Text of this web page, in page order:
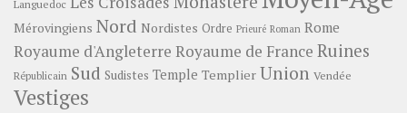
Languedoc
Mérovingiens Nord Nordistes Ordre Prieuré Roman Rome
Royaume d'Angleterre Royaume de France Ruines
Républicain Sud Sudistes Temple Templier Union Vendée
Vestiges